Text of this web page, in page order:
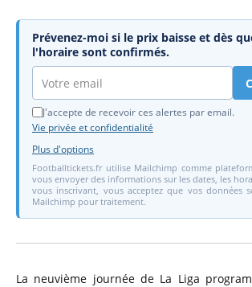
Prévenez-moi si le prix baisse et dès
l'horaire sont confirmés.
J'accepte de recevoir ces alertes par email.
Vie privée et confidentialité
Plus d'options
Footballtickets.fr utilise Mailchimp comme
vous envoyer des informations sur les dates, les
vous inscrivant, vous acceptez que vos données
Mailchimp pour traitement.
La neuvième journée de La Liga